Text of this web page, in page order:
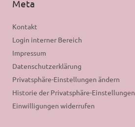
Meta
Kontakt
Login interner Bereich
Impressum
Datenschutzerklärung
Privatsphäre-Einstellungen ändern
Historie der Privatsphäre-Einstellungen
Einwilligungen widerrufen